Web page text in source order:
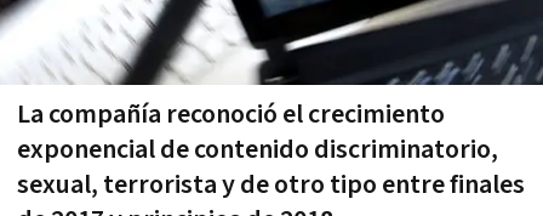
La compañía reconoció el crecimiento
exponencial de contenido discriminatorio,
sexual, terrorista y de otro tipo entre finales